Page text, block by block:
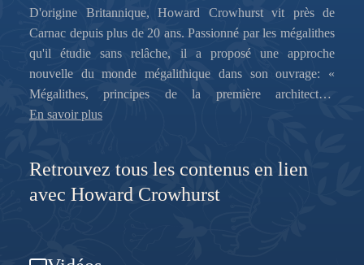
D'origine Britannique, Howard Crowhurst vit près de
Carnac depuis plus de 20 ans. Passionné par les mégalithes
qu'il étudie sans relâche, il a proposé une approche
nouvelle du monde mégalithique dans son ouvrage: «
Mégalithes, principes de la première architecture
monumentale du monde. »
relations humaines, il dirige également Epistemea, une
société de production de films documentaires et maison
En savoir plus
Retrouvez tous les contenus en lien
avec Howard Crowhurst